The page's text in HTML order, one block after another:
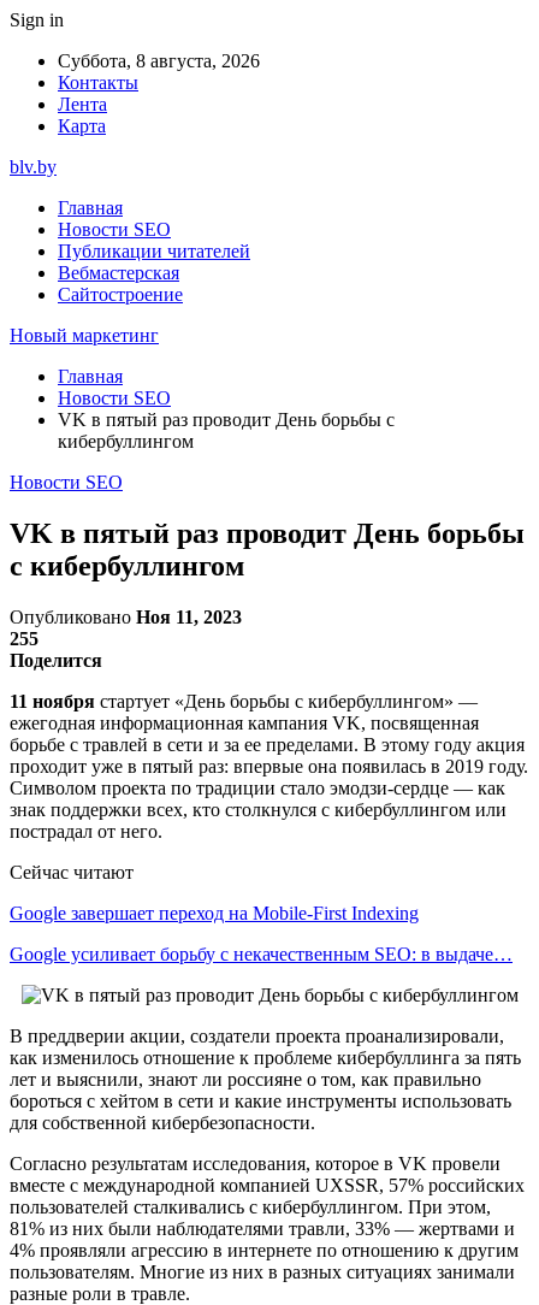
Sign in
Суббота, 8 августа, 2026
Контакты
Лента
Карта
blv.by
Главная
Новости SEO
Публикации читателей
Вебмастерская
Сайтостроение
Новый маркетинг
Главная
Новости SEO
VK в пятый раз проводит День борьбы с
кибербуллингом
Новости SEO
VK в пятый раз проводит День борьбы
с кибербуллингом
Опубликовано Ноя 11, 2023
255
Поделится
11 ноября стартует «День борьбы с кибербуллингом» —
ежегодная информационная кампания VK, посвященная
борьбе с травлей в сети и за ее пределами. В этому году акция
проходит уже в пятый раз: впервые она появилась в 2019 году.
Символом проекта по традиции стало эмодзи-сердце — как
знак поддержки всех, кто столкнулся с кибербуллингом или
пострадал от него.
Сейчас читают
Google завершает переход на Mobile-First Indexing
Google усиливает борьбу с некачественным SEO: в выдаче…
В преддверии акции, создатели проекта проанализировали,
как изменилось отношение к проблеме кибербуллинга за пять
лет и выяснили, знают ли россияне о том, как правильно
бороться с хейтом в сети и какие инструменты использовать
для собственной кибербезопасности.
Согласно результатам исследования, которое в VK провели
вместе с международной компанией UXSSR, 57% российских
пользователей сталкивались с кибербуллингом. При этом,
81% из них были наблюдателями травли, 33% — жертвами и
4% проявляли агрессию в интернете по отношению к другим
пользователям. Многие из них в разных ситуациях занимали
разные роли в травле.